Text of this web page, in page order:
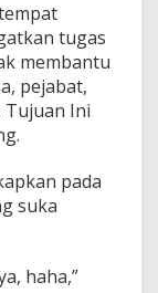
tugas
membantu
pejabat,
Tujuan Ini
pada
suka
haha,”